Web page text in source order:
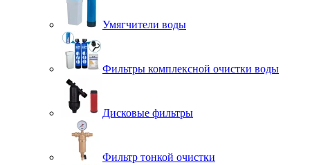
Умягчители воды
Фильтры комплексной очистки воды
Дисковые фильтры
Фильтр тонкой очистки